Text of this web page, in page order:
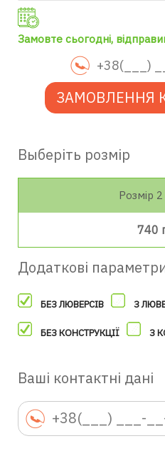
Замовте сьогодні,
ЗАМОВЛЕННЯ
Выберіть розмір
Розмір
740
Додаткові
БЕЗ ЛЮВЕРСІВ З
БЕЗ КОНСТРУКЦІЇ З
Ваші контактні дані